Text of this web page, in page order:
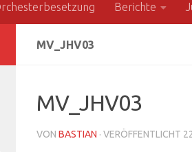
Berichte
MV_JHV03
MV_JHV03
VON BASTIAN · VERÖFFENTLICHT